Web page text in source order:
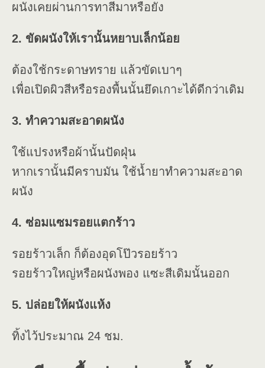
ผนังเคยผ่านการทาสีมาหรือยัง
2. ขัดผนังให้เรานั้นหยาบเล็กน้อย
ต้องใช้กระดาษทราย แล้วขัดเบาๆ
เพื่อเปิดผิวสีหรือรองพื้นนั้นยึดเกาะได้ดีกว่าเดิม
3. ทำความสะอาดผนัง
ใช้แปรงหรือผ้านั้นปัดฝุ่น
หากเรานั้นมีคราบมัน ใช้น้ำยาทำความสะอาด
ผนัง
4. ซ่อมแซมรอยแตกร้าว
รอยร้าวเล็ก ก็ต้องอุดโป๊วรอยร้าว
รอยร้าวใหญ่หรือผนังพอง แซะสีเดิมนั้นออก
5. ปล่อยให้ผนังแห้ง
ทิ้งไว้ประมาณ 24 ชม.